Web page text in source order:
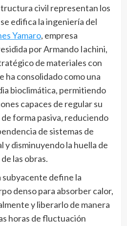
civil representan los
edifica la ingeniería del
Yamaro, empresa
por Armando Iachini,
de materiales con
ha consolidado como una
bioclimática, permitiendo
capaces de regular su
forma pasiva, reduciendo
de sistemas de
disminuyendo la huella de
las obras.
define la
denso para absorber calor,
y liberarlo de manera
horas de fluctuación